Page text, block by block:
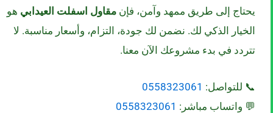
يحتاج إلى طريق ممهد وآمن، فإن مقاول اسفلت العيدابي هو
الخيار الذكي لك. نضمن لك جودة، التزام، وأسعار مناسبة. لا
تتردد في بدء مشروعك الآن معنا.
📞 للتواصل: 0558323061
💬 واتساب مباشر: 0558323061